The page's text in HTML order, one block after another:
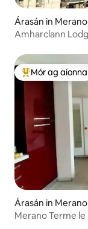
Árasán in Merano
Amharclann
An-mhór ag
Mór ag aíonna
Árasán in Merano
Merano Terme le